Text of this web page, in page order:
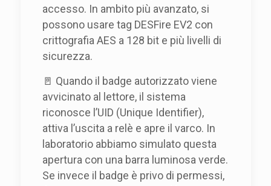
accesso. In ambito più avanzato, si
possono usare tag DESFire EV2 con
crittografia AES a 128 bit e più livelli di
sicurezza.
🚪 Quando il badge autorizzato viene
avvicinato al lettore, il sistema
riconosce l’UID (Unique Identifier),
attiva l’uscita a relè e apre il varco. In
laboratorio abbiamo simulato questa
apertura con una barra luminosa verde.
Se invece il badge è privo di permessi,